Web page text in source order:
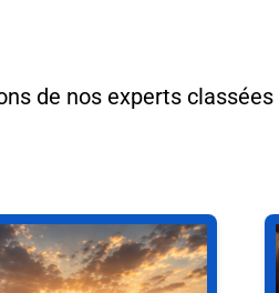
de nos experts